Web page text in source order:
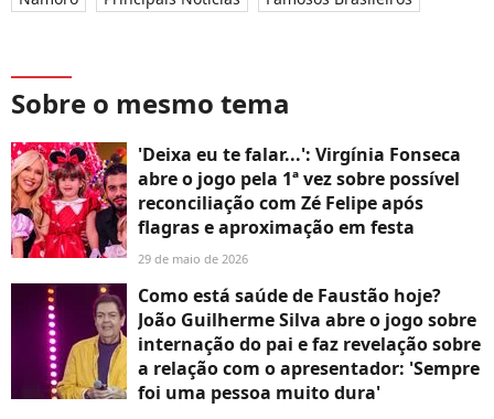
Sobre o mesmo tema
'Deixa eu te falar...': Virgínia Fonseca
abre o jogo pela 1ª vez sobre possível
reconciliação com Zé Felipe após
flagras e aproximação em festa
29 de maio de 2026
Como está saúde de Faustão hoje?
João Guilherme Silva abre o jogo sobre
internação do pai e faz revelação sobre
a relação com o apresentador: 'Sempre
foi uma pessoa muito dura'